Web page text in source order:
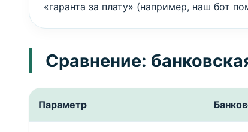
«гаранта за плату» (например, наш бот
Сравнение:
Параметр